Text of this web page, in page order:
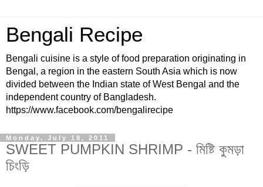
Bengali Recipe
Bengali cuisine is a style of food preparation originating in
Bengal, a region in the eastern South Asia which is now
divided between the Indian state of West Bengal and the
independent country of Bangladesh.
https://www.facebook.com/bengalirecipe
Monday, July 18, 2011
SWEET PUMPKIN SHRIMP - মিষ্টি কুমড়া
চিংড়ি